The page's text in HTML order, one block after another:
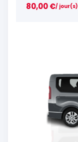
80,00€/ jour(s)